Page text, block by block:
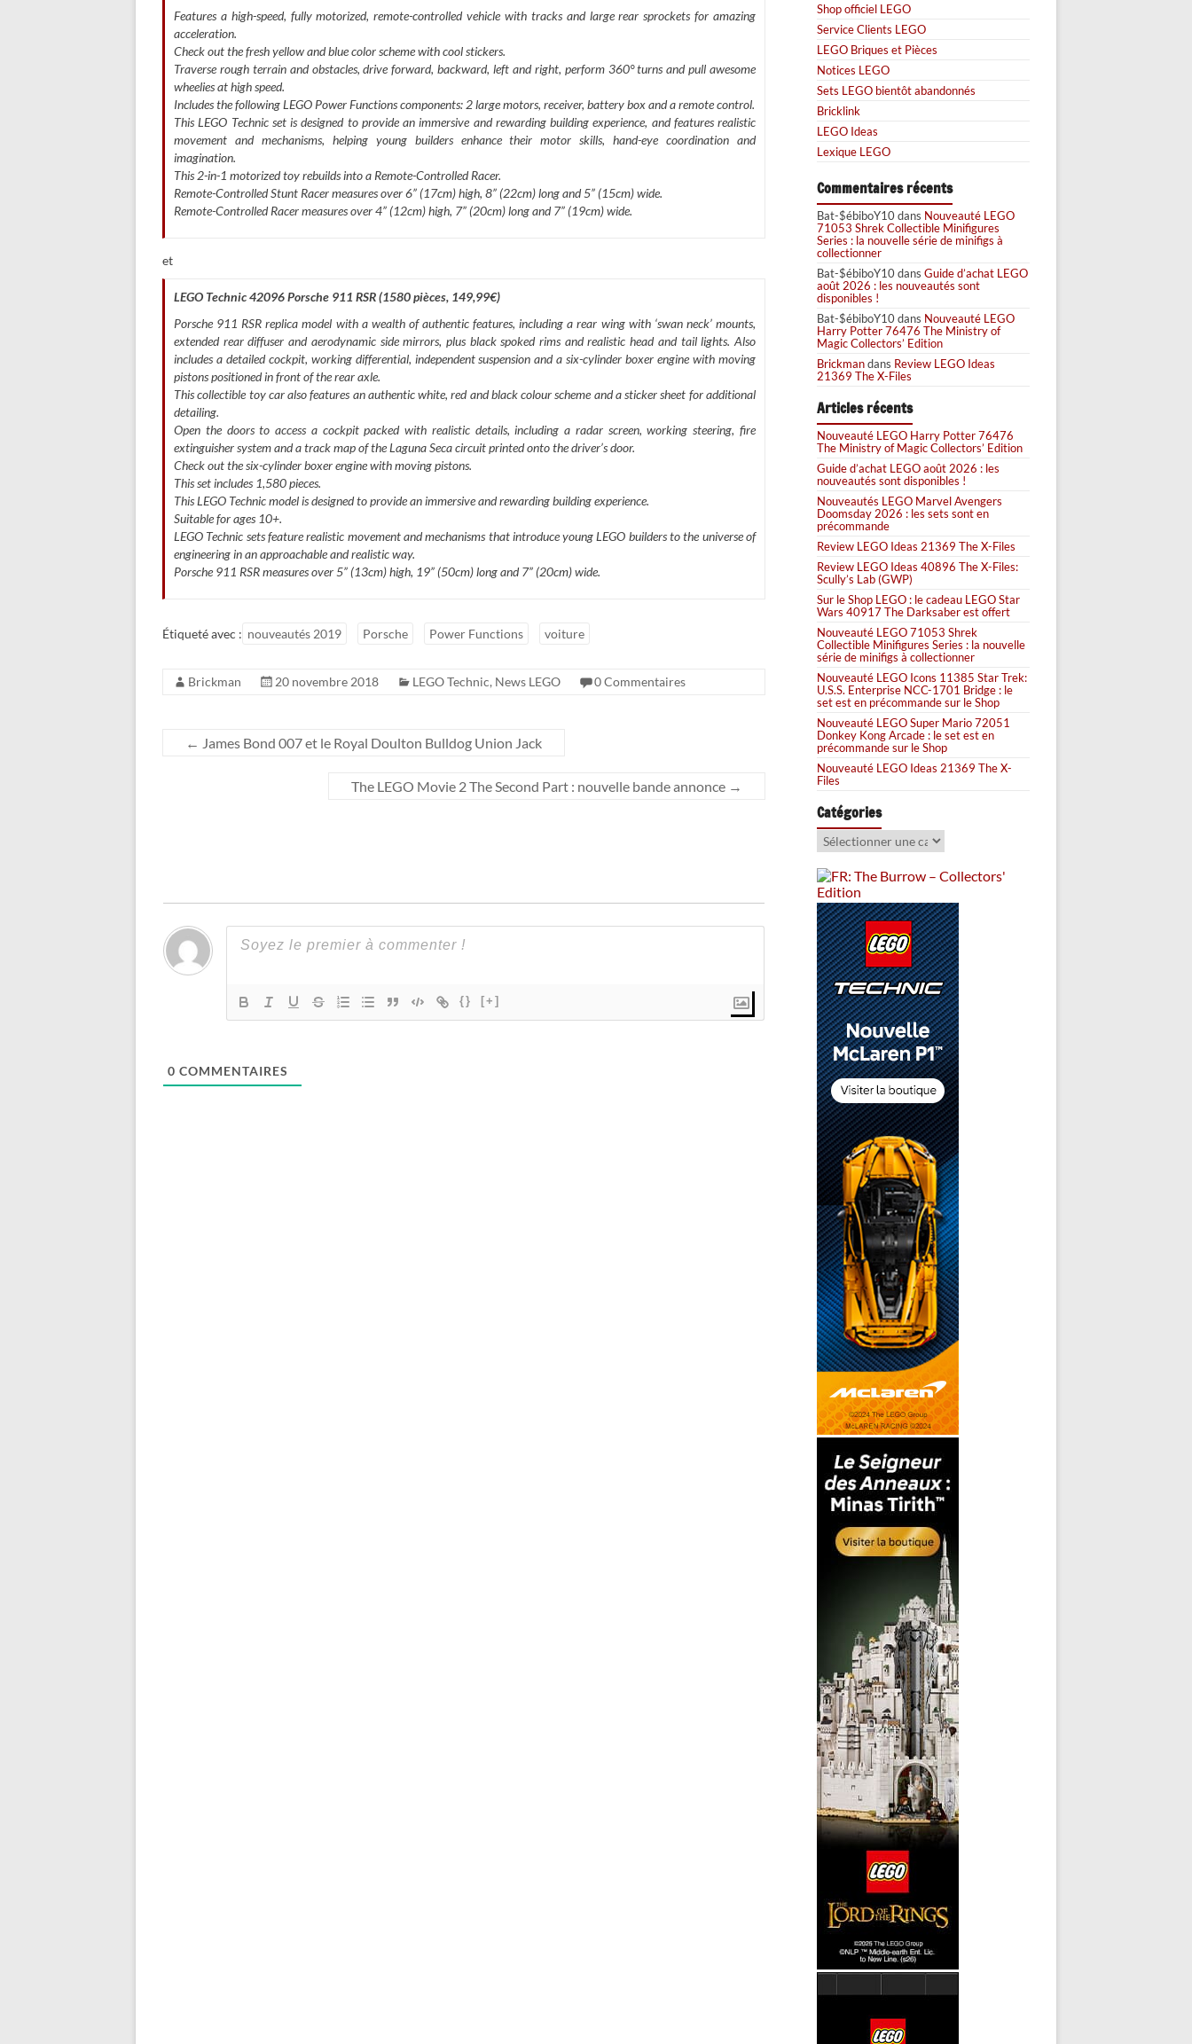
Features a high-speed, fully motorized, remote-controlled vehicle with tracks and large rear sprockets for amazing
acceleration.
Check out the fresh yellow and blue color scheme with cool stickers.
Traverse rough terrain and obstacles, drive forward, backward, left and right, perform 360° turns and pull awesome
wheelies at high speed.
Includes the following LEGO Power Functions components: 2 large motors, receiver, battery box and a remote control.
This LEGO Technic set is designed to provide an immersive and rewarding building experience, and features realistic
movement and mechanisms, helping young builders enhance their motor skills, hand-eye coordination and
imagination.
This 2-in-1 motorized toy rebuilds into a Remote-Controlled Racer.
Remote-Controlled Stunt Racer measures over 6” (17cm) high, 8” (22cm) long and 5” (15cm) wide.
Remote-Controlled Racer measures over 4” (12cm) high, 7” (20cm) long and 7” (19cm) wide.
et
LEGO Technic 42096 Porsche 911 RSR (1580 pièces, 149,99€)
Porsche 911 RSR replica model with a wealth of authentic features, including a rear wing with ‘swan neck’ mounts,
extended rear diffuser and aerodynamic side mirrors, plus black spoked rims and realistic head and tail lights. Also
includes a detailed cockpit, working differential, independent suspension and a six-cylinder boxer engine with moving
pistons positioned in front of the rear axle.
This collectible toy car also features an authentic white, red and black colour scheme and a sticker sheet for additional
detailing.
Open the doors to access a cockpit packed with realistic details, including a radar screen, working steering, fire
extinguisher system and a track map of the Laguna Seca circuit printed onto the driver’s door.
Check out the six-cylinder boxer engine with moving pistons.
This set includes 1,580 pieces.
This LEGO Technic model is designed to provide an immersive and rewarding building experience.
Suitable for ages 10+.
LEGO Technic sets feature realistic movement and mechanisms that introduce young LEGO builders to the universe of
engineering in an approachable and realistic way.
Porsche 911 RSR measures over 5” (13cm) high, 19” (50cm) long and 7” (20cm) wide.
Étiqueté avec : nouveautés 2019 Porsche Power Functions voiture
Brickman 20 novembre 2018 LEGO Technic, News LEGO 0 Commentaires
← James Bond 007 et le Royal Doulton Bulldog Union Jack
The LEGO Movie 2 The Second Part : nouvelle bande annonce →
{} [+]
0 COMMENTAIRES
Shop officiel LEGO
Service Clients LEGO
LEGO Briques et Pièces
Notices LEGO
Sets LEGO bientôt abandonnés
Bricklink
LEGO Ideas
Lexique LEGO
Commentaires récents
Bat-$ébiboY10dans Nouveauté LEGO
71053 Shrek Collectible Minifigures
Series : la nouvelle série de minifigs à
collectionner
Bat-$ébiboY10dans Guide d’achat LEGO
août 2026 : les nouveautés sont
disponibles !
Bat-$ébiboY10dans Nouveauté LEGO
Harry Potter 76476 The Ministry of
Magic Collectors’ Edition
Brickmandans Review LEGO Ideas
21369 The X-Files
Articles récents
Nouveauté LEGO Harry Potter 76476
The Ministry of Magic Collectors’ Edition
Guide d’achat LEGO août 2026 : les
nouveautés sont disponibles !
Nouveautés LEGO Marvel Avengers
Doomsday 2026 : les sets sont en
précommande
Review LEGO Ideas 21369 The X-Files
Review LEGO Ideas 40896 The X-Files:
Scully’s Lab (GWP)
Sur le Shop LEGO : le cadeau LEGO Star
Wars 40917 The Darksaber est offert
Nouveauté LEGO 71053 Shrek
Collectible Minifigures Series : la nouvelle
série de minifigs à collectionner
Nouveauté LEGO Icons 11385 Star Trek:
U.S.S. Enterprise NCC-1701 Bridge : le
set est en précommande sur le Shop
Nouveauté LEGO Super Mario 72051
Donkey Kong Arcade : le set est en
précommande sur le Shop
Nouveauté LEGO Ideas 21369 The X-
Files
Catégories
Catégories